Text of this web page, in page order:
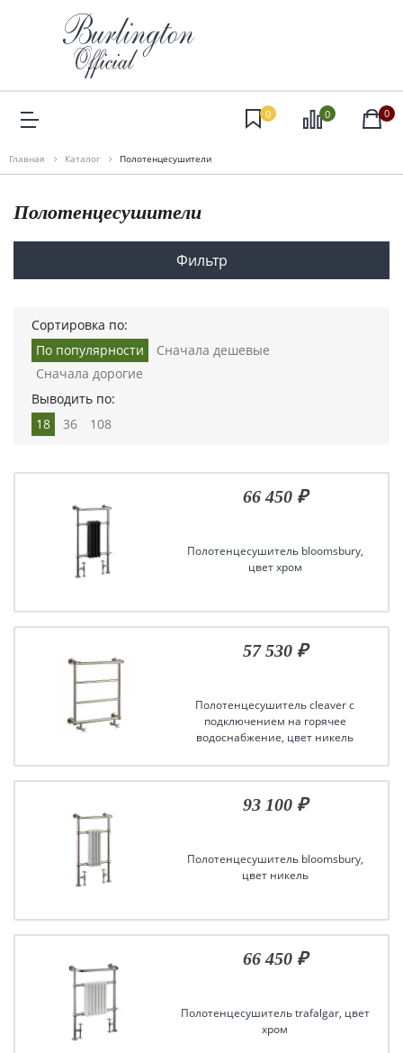
0 0 0
Главная Каталог Полотенцесушители
Полотенцесушители
Фильтр
Сортировка по:
По популярности
Сначала дешевые
Сначала дорогие
Выводить по:
18
36 108
66 450 ₽
Полотенцесушитель bloomsbury,
цвет хром
57 530 ₽
Полотенцесушитель cleaver с
подключением на горячее
водоснабжение, цвет никель
93 100 ₽
Полотенцесушитель bloomsbury,
цвет никель
66 450 ₽
Полотенцесушитель trafalgar, цвет
хром